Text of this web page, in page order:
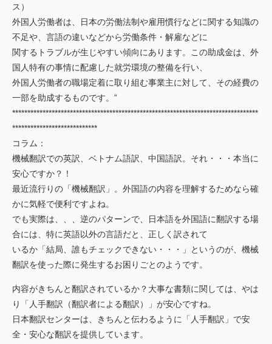
ス）
外国人労働者は、日本の労働法制や雇用慣行などに関する知識の
不足や、言語の違いなどから労働条件・解雇などに
関するトラブルが生じやすい傾向にあります。この助成金は、外
国人特有の事情に配慮した就労環境の整備を行い、
外国人労働者の職場定着に取り組む事業主に対して、その経費の
一部を助成するものです。”
*********************************************************************************
****************************
コラム：
機械翻訳での英訳、ベトナム語訳、中国語訳。それ・・・本当に
安心ですか？！
最近流行りの「機械翻訳」。外国語の内容を理解するためなら確
かに気軽で便利ですよね。
でも実際は、、、逆のパターンで、日本語を外国語に翻訳する場
合には、特に英語以外の言語だと、正しく訳されて
いるか「結局、誰もチェックできない・・・」というのが、機械
翻訳を使った際に発生するお困りごとのようです。
内容がきちんと翻訳されているか？大事な書類に関しては、やは
り「人手翻訳（翻訳者による翻訳）」が安心ですね。
日本翻訳センターは、きちんと伝わるように「人手翻訳」で安
全・安心な翻訳を提供しています。